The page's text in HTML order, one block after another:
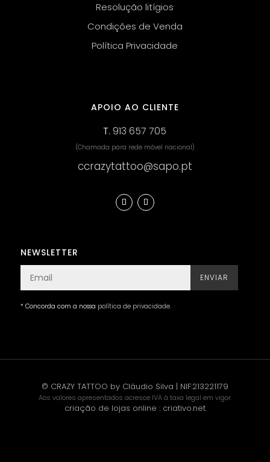
Resolução litígios
Condições de Venda
Política Privacidade
APOIO AO CLIENTE
T.913 657 705
(Chamada para rede móvel nacional)
ccrazytattoo@sapo.pt
NEWSLETTER
ENVIAR
* Concorda com a nossa política de privacidade.
© CRAZY TATTOO by Cláudio Silva | NIF:213221179
Aos valores apresentados acresce IVA à taxa legal em vigor.
criação de lojas online : criativo.net